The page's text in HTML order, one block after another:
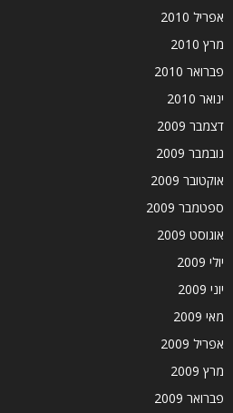
אפריל 2010
מרץ 2010
פברואר 2010
ינואר 2010
דצמבר 2009
נובמבר 2009
אוקטובר 2009
ספטמבר 2009
אוגוסט 2009
יולי 2009
יוני 2009
מאי 2009
אפריל 2009
מרץ 2009
פברואר 2009